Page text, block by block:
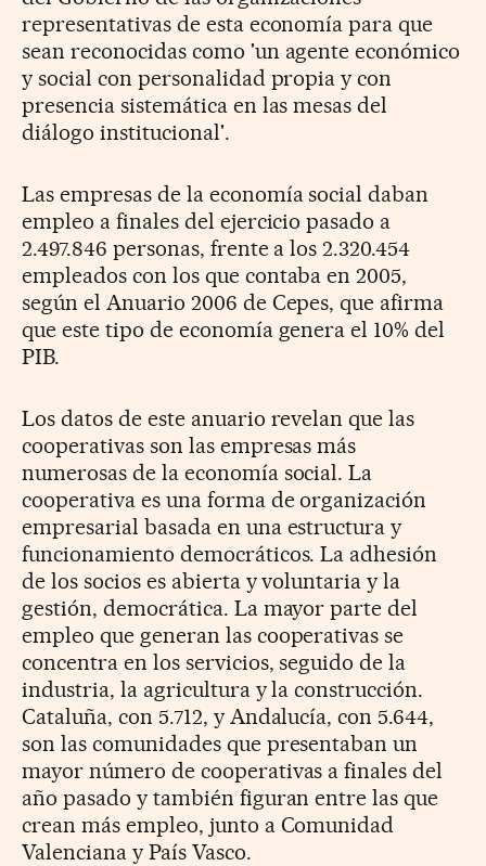
representativas de esta economía para que
sean reconocidas como 'un agente económico
y social con personalidad propia y con
presencia sistemática en las mesas del
diálogo institucional'.
Las empresas de la economía social daban
empleo a finales del ejercicio pasado a
2.497.846 personas, frente a los 2.320.454
empleados con los que contaba en 2005,
según el Anuario 2006 de Cepes, que afirma
que este tipo de economía genera el 10% del
PIB.
Los datos de este anuario revelan que las
cooperativas son las empresas más
numerosas de la economía social. La
cooperativa es una forma de organización
empresarial basada en una estructura y
funcionamiento democráticos. La adhesión
de los socios es abierta y voluntaria y la
gestión, democrática. La mayor parte del
empleo que generan las cooperativas se
concentra en los servicios, seguido de la
industria, la agricultura y la construcción.
Cataluña, con 5.712, y Andalucía, con 5.644,
son las comunidades que presentaban un
mayor número de cooperativas a finales del
año pasado y también figuran entre las que
crean más empleo, junto a Comunidad
Valenciana y País Vasco.